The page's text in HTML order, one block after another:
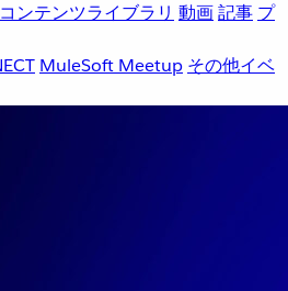
コンテンツライブラリ 動画記事 プ
MuleSoft Meetup その他イベ